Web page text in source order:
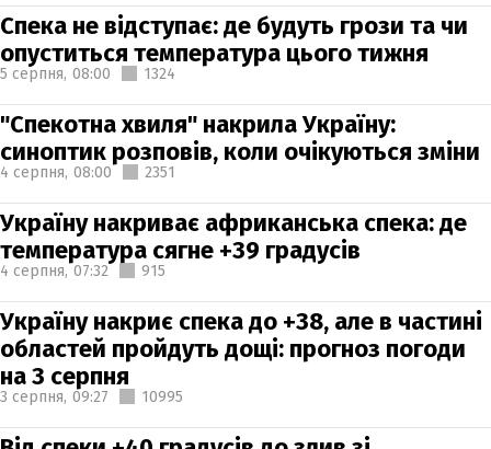
Спека не відступає: де будуть грози та чи
опуститься температура цього тижня
5 серпня, 08:00 1324
"Спекотна хвиля" накрила Україну:
синоптик розповів, коли очікуються зміни
4 серпня, 08:00 2351
Україну накриває африканська спека: де
температура сягне +39 градусів
4 серпня, 07:32 915
Україну накриє спека до +38, але в частині
областей пройдуть дощі: прогноз погоди
на 3 серпня
3 серпня, 09:27 10995